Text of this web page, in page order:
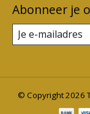
Abonneer je
© Copyright 2026